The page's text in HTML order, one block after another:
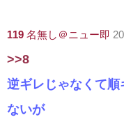
119 名無し＠ニュー即
>>8
逆ギレじゃなくて順
ないが